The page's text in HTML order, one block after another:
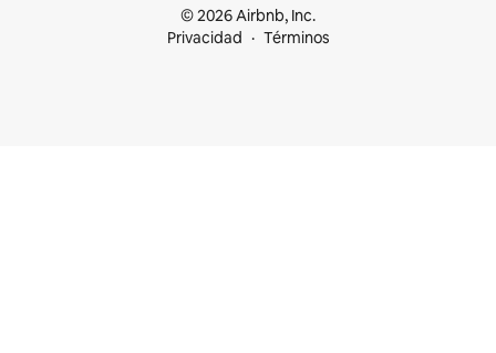
© 2026 Airbnb, Inc.
Privacidad
Términos